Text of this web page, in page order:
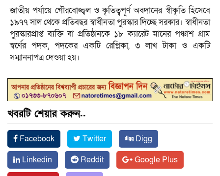
জাতীয় পর্যায়ে গৌরবোজ্জ্বল ও কৃতিত্বপূর্ণ অবদানের স্বীকৃতি হিসেবে
১৯৭৭ সাল থেকে প্রতিবছর স্বাধীনতা পুরস্কার দিচ্ছে সরকার। স্বাধীনতা
পুরস্কারপ্রাপ্ত ব্যক্তি বা প্রতিষ্ঠানকে ১৮ ক্যারেট মানের পঞ্চাশ গ্রাম
স্বর্ণের পদক, পদকের একটি রেপ্লিকা, ৩ লাখ টাকা ও একটি
সম্মাননাপত্র দেওয়া হয়।
খবরটি শেয়ার করুন..
Facebook Twitter
Digg
Linkedin
Reddit
Google Plus